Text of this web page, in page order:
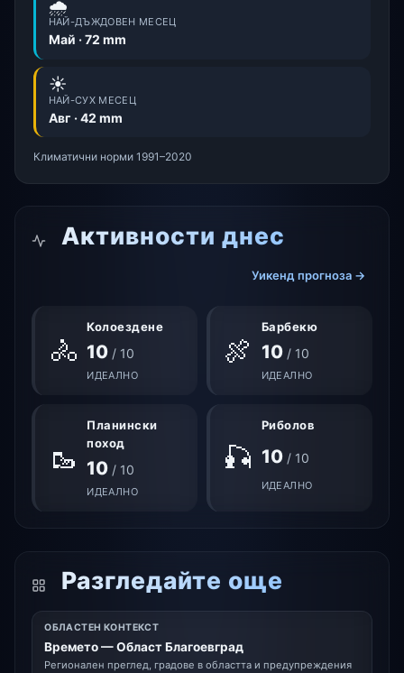
🌧️
НАЙ-ДЪЖДОВЕН МЕСЕЦ
Май · 72 mm
☀️
НАЙ-СУХ МЕСЕЦ
Авг · 42 mm
Климатични норми 1991–2020
Активности днес
Уикенд прогноза →
🚴
Колоездене
10 / 10
ИДЕАЛНО
🍖
Барбекю
10/ 10
ИДЕАЛНО
🥾
Планински
поход
10 / 10
ИДЕАЛНО
🎣
Риболов
10/ 10
ИДЕАЛНО
Разгледайте още
ОБЛАСТЕН КОНТЕКСТ
Времето — Област Благоевград
Регионален преглед, градове в областта и предупреждения